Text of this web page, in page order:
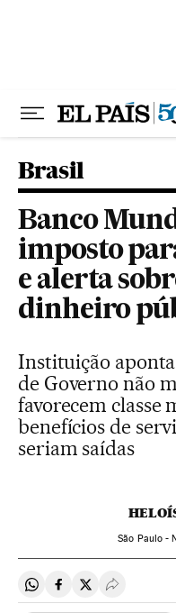
Brasil
Banco
imposto
e alerta
dinheiro
Instituição
de Governo não
favorecem classe
benefícios de
seriam saídas
São Paulo -
Compartir en Whatsapp
Compartir en
Compartir en
Desplegar